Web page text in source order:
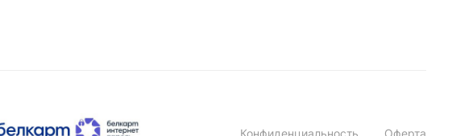
Конфиденциальность Оферта